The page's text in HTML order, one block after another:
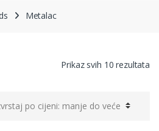
Metalac
Prikaz svih 10 rezultata